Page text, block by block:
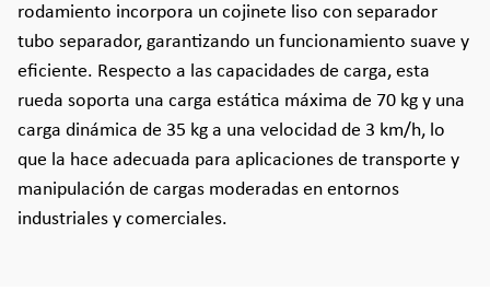
rodamiento incorpora un cojinete liso con separador
tubo separador, garantizando un funcionamiento suave y
eficiente. Respecto a las capacidades de carga, esta
rueda soporta una carga estática máxima de 70 kg y una
carga dinámica de 35 kg a una velocidad de 3 km/h, lo
que la hace adecuada para aplicaciones de transporte y
manipulación de cargas moderadas en entornos
industriales y comerciales.